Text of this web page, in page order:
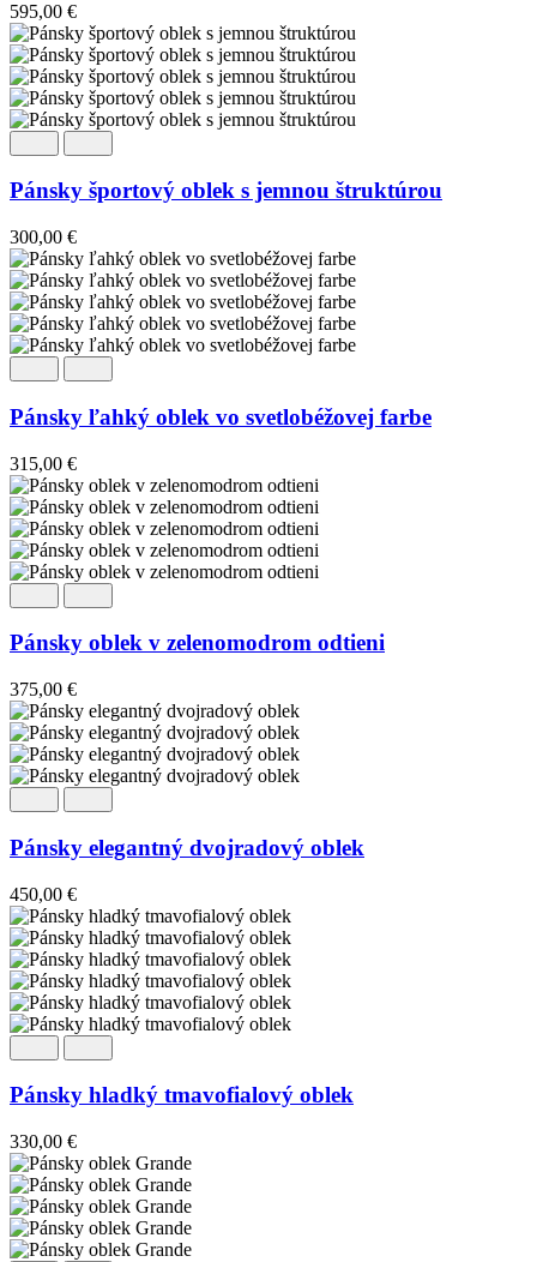
595,00 €
Pánsky športový oblek s jemnou štruktúrou
300,00 €
Pánsky ľahký oblek vo svetlobéžovej farbe
315,00 €
Pánsky oblek v zelenomodrom odtieni
375,00 €
Pánsky elegantný dvojradový oblek
450,00 €
Pánsky hladký tmavofialový oblek
330,00 €